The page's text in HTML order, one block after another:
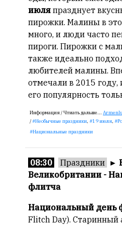
июля празднует
пирожки. Малины в
много, и люди часто
пироги. Пирожки с
также идеально
любителей малины.
отмечали в 2015
его популярность
Информация /Чтиать дальше...
/
Необычные праздники, 19 июля,
Национальные праздники
08:30 Праздники ►
Великобритании -
флитча
Национальный день
Flitch Day). Старинный